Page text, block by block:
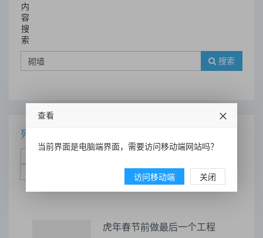
内
容
搜
索
搜索
列表
虎年春节前做最后一个工程
查看
当前界面是电脑端界面，需要访问移动端网站吗？
访问移动端 关闭